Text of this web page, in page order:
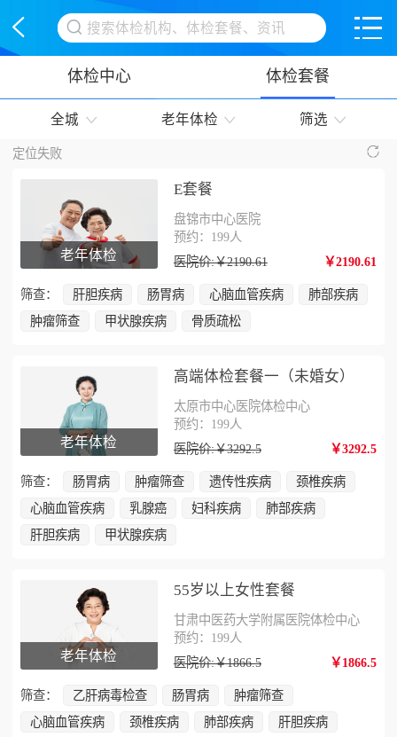
<
体检中心 体检套餐
全城 老年体检 筛选
定位失败
老年体检
E套餐
盘锦市中心医院
预约：199人
医院价:￥2190.61
￥2190.61
筛查： 肝胆疾病 肠胃病 心脑血管疾病
肺部疾病
肿瘤筛查
甲状腺疾病 骨质疏松
老年体检
高端体检套餐一（未婚女）
太原市中心医院体检中心
预约：199人
医院价:￥3292.5
￥3292.5
筛查： 肠胃病 肿瘤筛查 遗传性疾病
颈椎疾病
心脑血管疾病
乳腺癌 妇科疾病
肺部疾病
肝胆疾病
甲状腺疾病
老年体检
55岁以上女性套餐
甘肃中医药大学附属医院体检中心
预约：199人
医院价:￥1866.5
￥1866.5
筛查： 乙肝病毒检查 肠胃病
肿瘤筛查
心脑血管疾病
颈椎疾病 肺部疾病
肝胆疾病